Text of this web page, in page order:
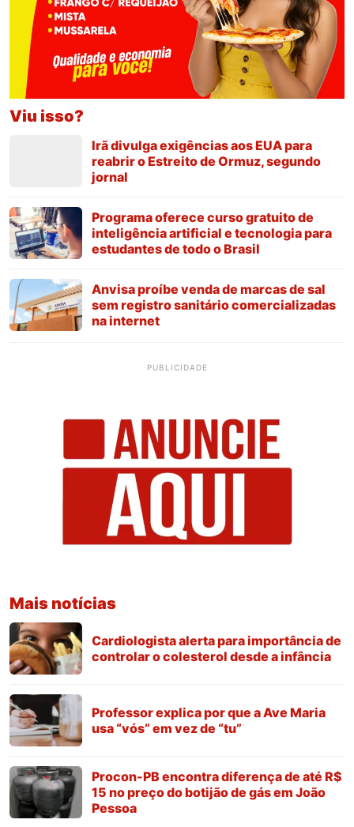
Viu isso?
Irã divulga exigências aos EUA para
reabrir o Estreito de Ormuz, segundo
jornal
Programa oferece curso gratuito de
inteligência artificial e tecnologia para
estudantes de todo o Brasil
Anvisa proíbe venda de marcas de sal
sem registro sanitário comercializadas
na internet
PUBLICIDADE
Mais notícias
Cardiologista alerta para importância de
controlar o colesterol desde a infância
Professor explica por que a Ave Maria
usa “vós” em vez de “tu”
Procon-PB encontra diferença de até R$
15 no preço do botijão de gás em João
Pessoa